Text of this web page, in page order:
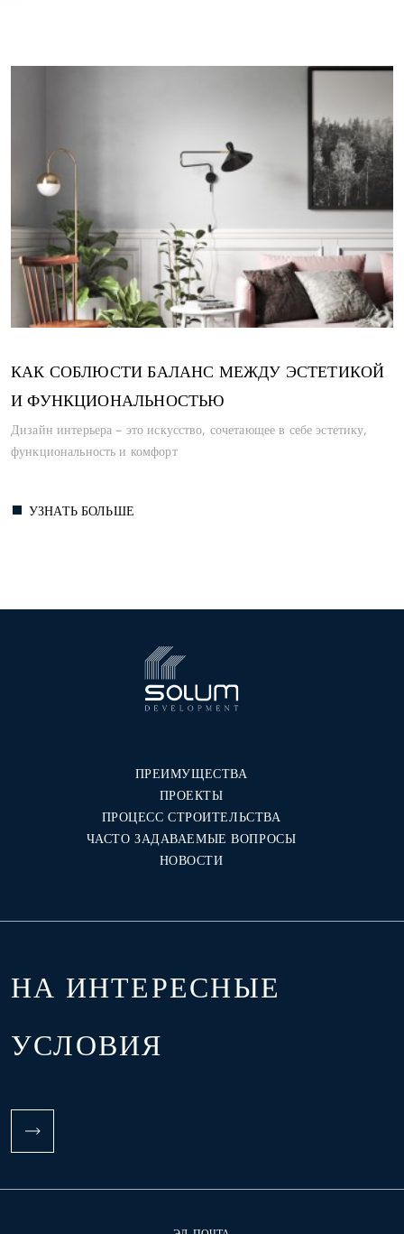
КАК СОБЛЮСТИ БАЛАНС МЕЖДУ ЭСТЕТИКОЙ
И ФУНКЦИОНАЛЬНОСТЬЮ
Дизайн интерьера – это искусство, сочетающее в себе эстетику,
функциональность и комфорт
УЗНАТЬ БОЛЬШЕ
ПРЕИМУЩЕСТВА
ПРОЕКТЫ
ПРОЦЕСС СТРОИТЕЛЬСТВА
ЧАСТО ЗАДАВАЕМЫЕ ВОПРОСЫ
НОВОСТИ
НА ИНТЕРЕСНЫЕ
УСЛОВИЯ